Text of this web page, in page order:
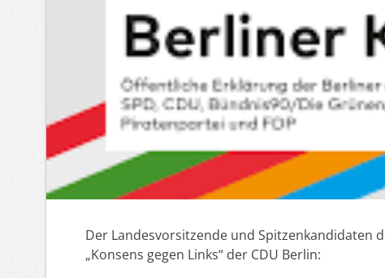
Der Landesvorsitzende und Spitzenkandidaten
„Konsens gegen Links“ der CDU Berlin: